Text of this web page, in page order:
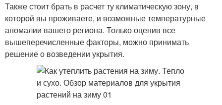
Также стоит брать в расчет ту климатическую зону, в
которой вы проживаете, и возможные температурные
аномалии вашего региона. Только оценив все
вышеперечисленные факторы, можно принимать
решение о возведении укрытия.